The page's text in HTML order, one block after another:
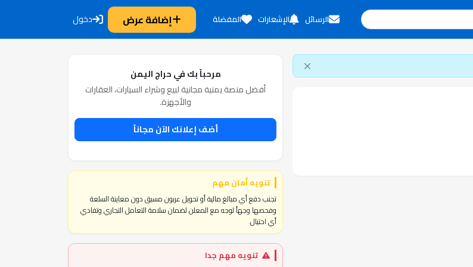
الرسائل الإشعارات المفضلة إضافة عرض دخول
مرحباً بك في حراج اليمن
أفضل منصة يمنية مجانية لبيع وشراء السيارات، العقارات
والأجهزة.
أضف إعلانك الآن مجاناً
تنويه أمان مهم
تجنب دفع أي مبالغ مالية أو تحويل عربون مسبق دون معاينة السلعة
وفحصها وجهاً لوجه مع المعلن لضمان سلامة التعامل التجاري وتفادي
أي احتيال.
تنويه مهم جدا